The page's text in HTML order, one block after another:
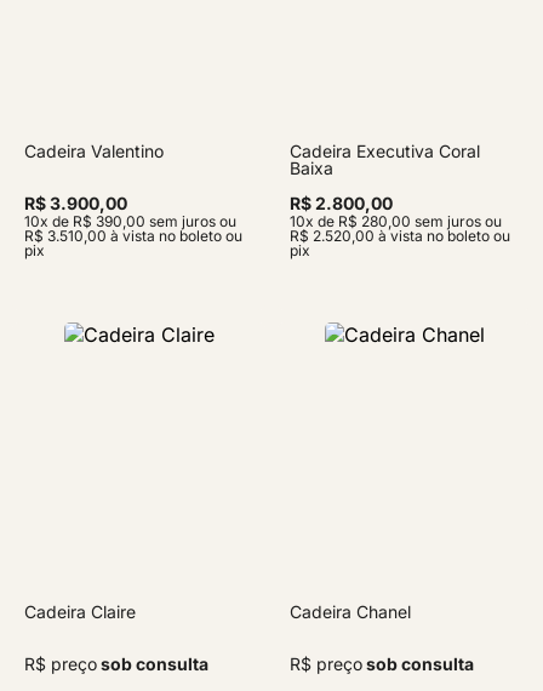
Cadeira Valentino
R$ 3.900,00
10x de R$ 390,00 sem juros ou
R$ 3.510,00 à vista no boleto ou
pix
Cadeira Executiva Coral
Baixa
R$ 2.800,00
10x de R$ 280,00 sem juros ou
R$ 2.520,00 à vista no boleto ou
pix
Cadeira Claire
R$ preçosob consulta
Cadeira Chanel
R$ preçosob consulta